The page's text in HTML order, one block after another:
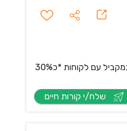
דרושים.ות נציגי.ות שירות לקוחות בווטסאפ! תחילת עבודה ב6.9 תתנו שירות לקוחות דיגיטאלי ללקוחות החברה בווטסאפ -תנהלו מספר שיחות במקביל עם לקוחות *כ30%